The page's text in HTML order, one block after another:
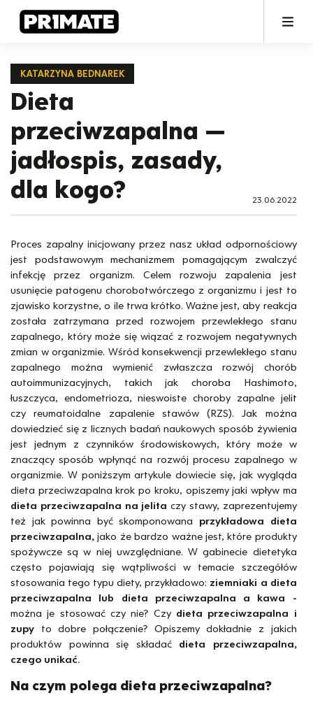
KATARZYNA BEDNAREK
Dieta
przeciwzapalna —
jadłospis, zasady,
dla kogo?
23.06.2022
Proces zapalny inicjowany przez nasz układ odpornościowy
jest podstawowym mechanizmem pomagającym zwalczyć
infekcję przez organizm. Celem rozwoju zapalenia jest
usunięcie patogenu chorobotwórczego z organizmu i jest to
zjawisko korzystne, o ile trwa krótko. Ważne jest, aby reakcja
została zatrzymana przed rozwojem przewlekłego stanu
zapalnego, który może się wiązać z rozwojem negatywnych
zmian w organizmie. Wśród konsekwencji przewlekłego stanu
zapalnego można wymienić zwłaszcza rozwój chorób
autoimmunizacyjnych, takich jak choroba Hashimoto,
łuszczyca, endometrioza, nieswoiste choroby zapalne jelit
czy reumatoidalne zapalenie stawów (RZS). Jak można
dowiedzieć się z licznych badań naukowych sposób żywienia
jest jednym z czynników środowiskowych, który może w
znaczący sposób wpłynąć na rozwój procesu zapalnego w
organizmie. W poniższym artykule dowiecie się, jak wygląda
dieta przeciwzapalna krok po kroku, opiszemy jaki wpływ ma
dieta przeciwzapalna na jelitaczy stawy, zaprezentujemy
też jak powinna być skomponowana przykładowa dieta
przeciwzapalna,jako że bardzo ważne jest, które produkty
spożywcze są w niej uwzględniane. W gabinecie dietetyka
często pojawiają się wątpliwości w temacie szczegółów
stosowania tego typu diety, przykładowo: ziemniaki a dieta
przeciwzapalna lub dieta przeciwzapalna a kawa -
można je stosować czy nie? Czy dieta przeciwzapalna i
zupy to dobre połączenie? Opiszemy dokładnie z jakich
produktów powinna się składać dieta przeciwzapalna,
czego unikać.
Na czym polega dieta przeciwzapalna?